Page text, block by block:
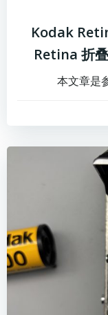
Kodak
Retina 折
本文章是